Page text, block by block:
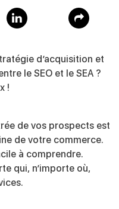
d’acquisition et
le SEO et le SEA ?
!
de vos prospects est
de votre commerce.
à comprendre.
qui, n’importe où,